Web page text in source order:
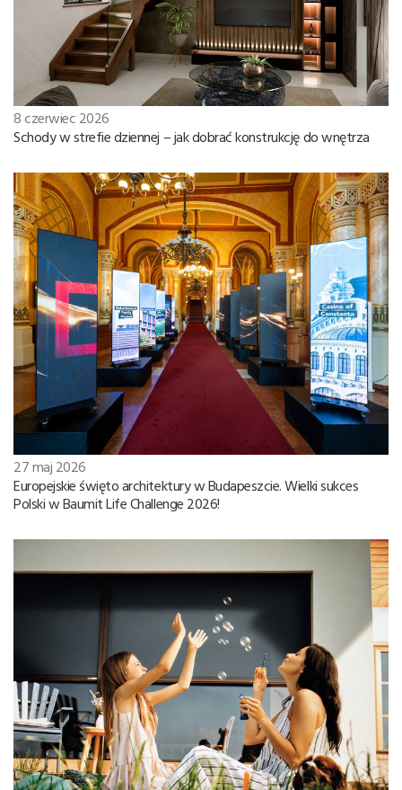
8 czerwiec 2026
Schody w strefie dziennej – jak dobrać konstrukcję do wnętrza
27 maj 2026
Europejskie święto architektury w Budapeszcie. Wielki sukces
Polski w Baumit Life Challenge 2026!